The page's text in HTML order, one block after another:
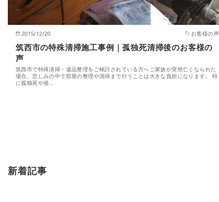
2015/12/20 お客様の声
筑西市の特殊清掃施工事例｜孤独死清掃後のお客様の
声
筑西市で特殊清掃・遺品整理をご検討されている方へご家族が突然亡くなられた
場合、悲しみの中で部屋の整理や清掃まで行うことは大きな負担になります。 特
に孤独死や発…
新着記事